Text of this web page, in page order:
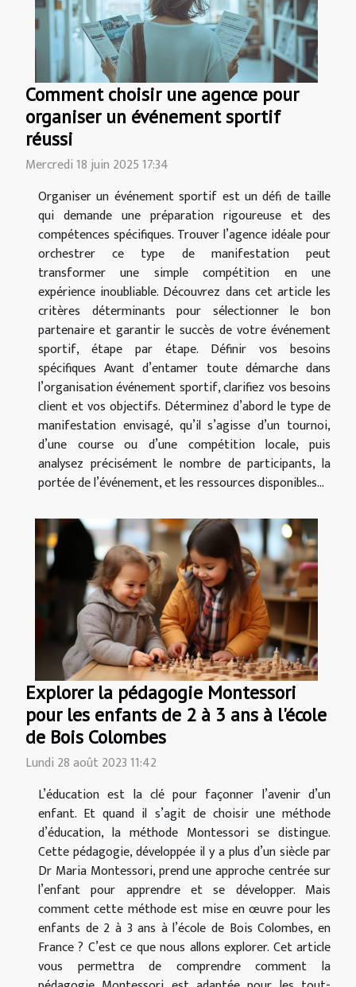
Comment choisir une agence pour
organiser un événement sportif
réussi
Mercredi 18 juin 2025 17:34
Organiser un événement sportif est un défi de taille
qui demande une préparation rigoureuse et des
compétences spécifiques. Trouver l’agence idéale pour
orchestrer ce type de manifestation peut
transformer une simple compétition en une
expérience inoubliable. Découvrez dans cet article les
critères déterminants pour sélectionner le bon
partenaire et garantir le succès de votre événement
sportif, étape par étape. Définir vos besoins
spécifiques Avant d’entamer toute démarche dans
l’organisation événement sportif, clarifiez vos besoins
client et vos objectifs. Déterminez d’abord le type de
manifestation envisagé, qu’il s’agisse d’un tournoi,
d’une course ou d’une compétition locale, puis
analysez précisément le nombre de participants, la
portée de l’événement, et les ressources disponibles...
Explorer la pédagogie Montessori
pour les enfants de 2 à 3 ans à l'école
de Bois Colombes
Lundi 28 août 2023 11:42
L’éducation est la clé pour façonner l’avenir d’un
enfant. Et quand il s’agit de choisir une méthode
d’éducation, la méthode Montessori se distingue.
Cette pédagogie, développée il y a plus d’un siècle par
Dr Maria Montessori, prend une approche centrée sur
l’enfant pour apprendre et se développer. Mais
comment cette méthode est mise en œuvre pour les
enfants de 2 à 3 ans à l’école de Bois Colombes, en
France ? C’est ce que nous allons explorer. Cet article
vous permettra de comprendre comment la